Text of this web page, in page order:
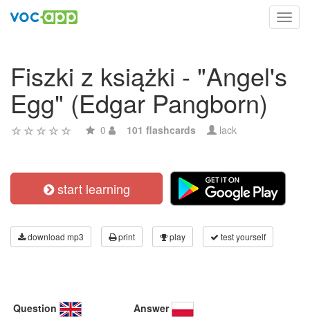
Fiszki z książki - "Angel's
Egg" (Edgar Pangborn)
0 101 flashcards lack
start learning
download mp3 print play test yourself
Question Answer